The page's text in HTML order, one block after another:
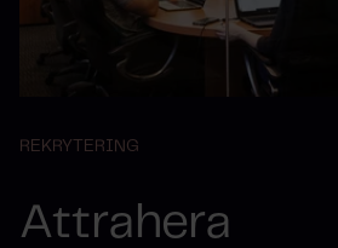
REKRYTERING
Attrahera